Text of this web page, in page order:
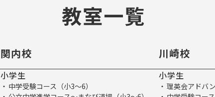
教室一覧
関内校
小学生
中学受験コース（小3～6）
川崎校
小学生
理英会アドバ